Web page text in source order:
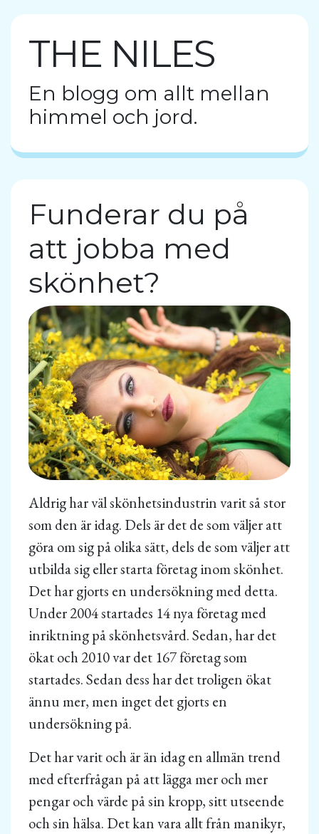
THE NILES
En blogg om allt mellan
himmel och jord.
Funderar du på
att jobba med
skönhet?
Aldrig har väl skönhetsindustrin varit så stor
som den är idag. Dels är det de som väljer att
göra om sig på olika sätt, dels de som väljer att
utbilda sig eller starta företag inom skönhet.
Det har gjorts en undersökning med detta.
Under 2004 startades 14 nya företag med
inriktning på skönhetsvård. Sedan, har det
ökat och 2010 var det 167 företag som
startades. Sedan dess har det troligen ökat
ännu mer, men inget det gjorts en
undersökning på.
Det har varit och är än idag en allmän trend
med efterfrågan på att lägga mer och mer
pengar och värde på sin kropp, sitt utseende
och sin hälsa. Det kan vara allt från manikyr,